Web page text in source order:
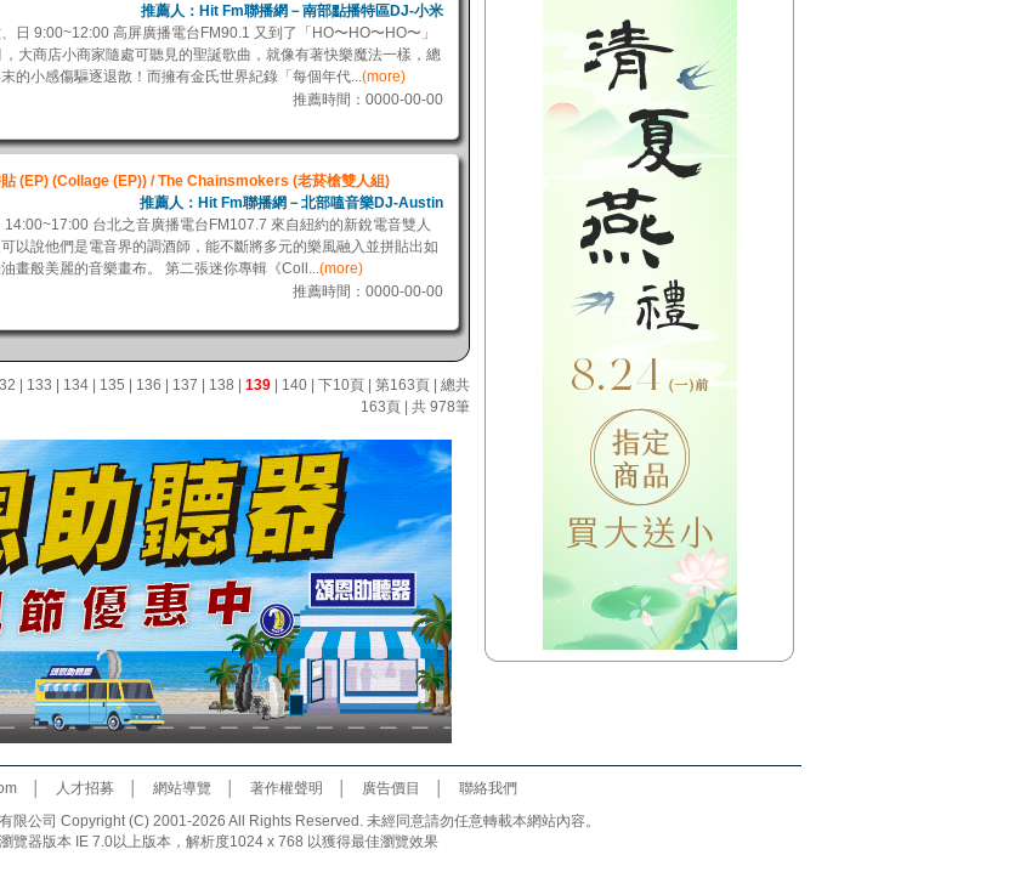
推薦人：Hit Fm聯播網－南部點播特區DJ-小米
日 9:00~12:00 高屏廣播電台FM90.1 又到了「HO〜HO〜HO〜」
大商店小商家隨處可聽見的聖誕歌曲，就像有著快樂魔法一樣，總
的小感傷驅逐退散！而擁有金氏世界紀錄「每個年代...(more)
推薦時間：0000-00-00
(EP) (Collage (EP)) / The Chainsmokers (老菸槍雙人組)
推薦人：Hit Fm聯播網－北部嗑音樂DJ-Austin
14:00~17:00 台北之音廣播電台FM107.7 來自紐約的新銳電音雙人
以說他們是電音界的調酒師，能不斷將多元的樂風融入並拼貼出如
畫般美麗的音樂畫布。 第二張迷你專輯《Coll...(more)
推薦時間：0000-00-00
133 134 135 136 137 138 139 140 下10頁 第163頁 | 總共
163頁 | 共 978筆
(北部)
不累DJ-Bibi趙之璧
(北部)ciao俏 DJ-偉苓
│ 人才招募 網站導覽 著作權聲明 廣告價目
聯絡我們
限公司 Copyright (C) 2001-2026 All Rights Reserved. 未經同意請勿任意轉載本網站內容。
覽器版本 IE 7.0以上版本，解析度1024 x 768 以獲得最佳瀏覽效果